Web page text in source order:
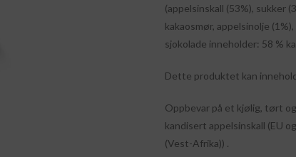
(appelsinskall (53%), sukker
kakaosmør, appelsinolje
sjokolade inneholder: 58 %
Dette produktet kan
Oppbevar på et kjølig, tørt
kandisert appelsinskall (EU
(Vest-Afrika)) .